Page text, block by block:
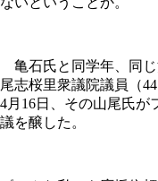
亀石氏と同学年、同
尾志桜里衆議院議員（
4月16日、その山尾氏が
議を醸した。